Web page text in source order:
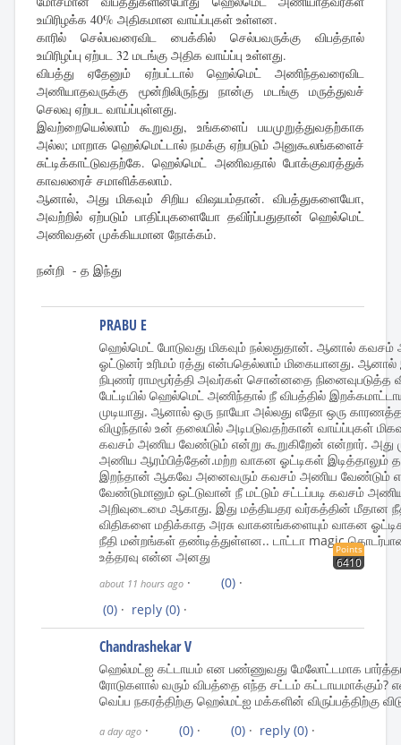
உயிரிழக்க 40% அதிகமான வாய்ப்புகள் உள்ளன.
காரில் செல்பவரைவிட பைக்கில் செல்பவருக்கு விபத்தால்
உயிரிழப்பு ஏற்பட 32 மடங்கு அதிக வாய்ப்பு உள்ளது.
விபத்து ஏதேனும் ஏற்பட்டால் ஹெல்மெட் அணிந்தவரைவிட
அணியாதவருக்கு மூன்றிலிருந்து நான்கு மடங்கு மருத்துவச்
செலவு ஏற்பட வாய்ப்புள்ளது.
இவற்றையெல்லாம் கூறுவது, உங்களைப் பயமுறுத்துவதற்காக
அல்ல; மாறாக ஹெல்மெட்டால் நமக்கு ஏற்படும் அனுகூலங்களைச்
சுட்டிக்காட்டுவதற்கே. ஹெல்மெட் அணிவதால் போக்குவரத்துக்
காவலரைச் சமாளிக்கலாம்.
ஆனால், அது மிகவும் சிறிய விஷயம்தான். விபத்துகளையோ,
அவற்றில் ஏற்படும் பாதிப்புகளையோ தவிர்ப்பதுதான் ஹெல்மெட்
அணிவதன் முக்கியமான நோக்கம்.
நன்றி - த இந்து
PRABU E
ஹெல்மெட் போடுவது மிகவும் நல்லதுதான். ஆனால்
ஓட்டுனர் உரிமம் ரத்து என்பதெல்லாம் மிகையானது. ஆனால்
நிபுணர் ராமமூர்த்தி அவர்கள் சொன்னதை நினைவுபடுத்த
பேட்டியில் ஹெல்மெட் அணிந்தால் நீ விபத்தில்
முடியாது. ஆனால் ஒரு நாயோ அல்லது எதோ ஒரு
விழுந்தால் உன் தலையில் அடிபடுவதற்கான் வாய்ப்புகள்
கவசம் அணிய வேண்டும் என்று கூறுகிறேன் என்றார்.
அணிய ஆரம்பித்தேன்.மற்ற வாகன ஓட்டிகள்
இறந்தான் ஆகவே அனைவரும் கவசம் அணிய வேண்டும்
வேண்டுமானும் ஒட்டுவான் நீ மட்டும் சட்டப்படி கவசம்
அறிவுடைமை ஆகாது. இது மத்தியதர வர்கத்தின் மீதான
விதிகளை மதிக்காத அரசு வாகனங்களையும் வாகன
நீதி மன்றங்கள் தண்டித்துள்ளன.. டாட்டா magic
உத்தரவு என்ன அனது
Points
6410
about 11 hours ago · (0) ·
(0) · reply (0) ·
Chandrashekar V
ஹெல்மட்ஐ கட்டாயம் என பண்ணுவது மேலோட்டமாக
ரோடுகளால் வரும் விபத்தை எந்த சட்டம்
வெப்ப நகரத்திற்கு ஹெல்மட்ஐ மக்களின் விருப்பத்திற்கு
a day ago · (0) · (0) · reply (0) ·